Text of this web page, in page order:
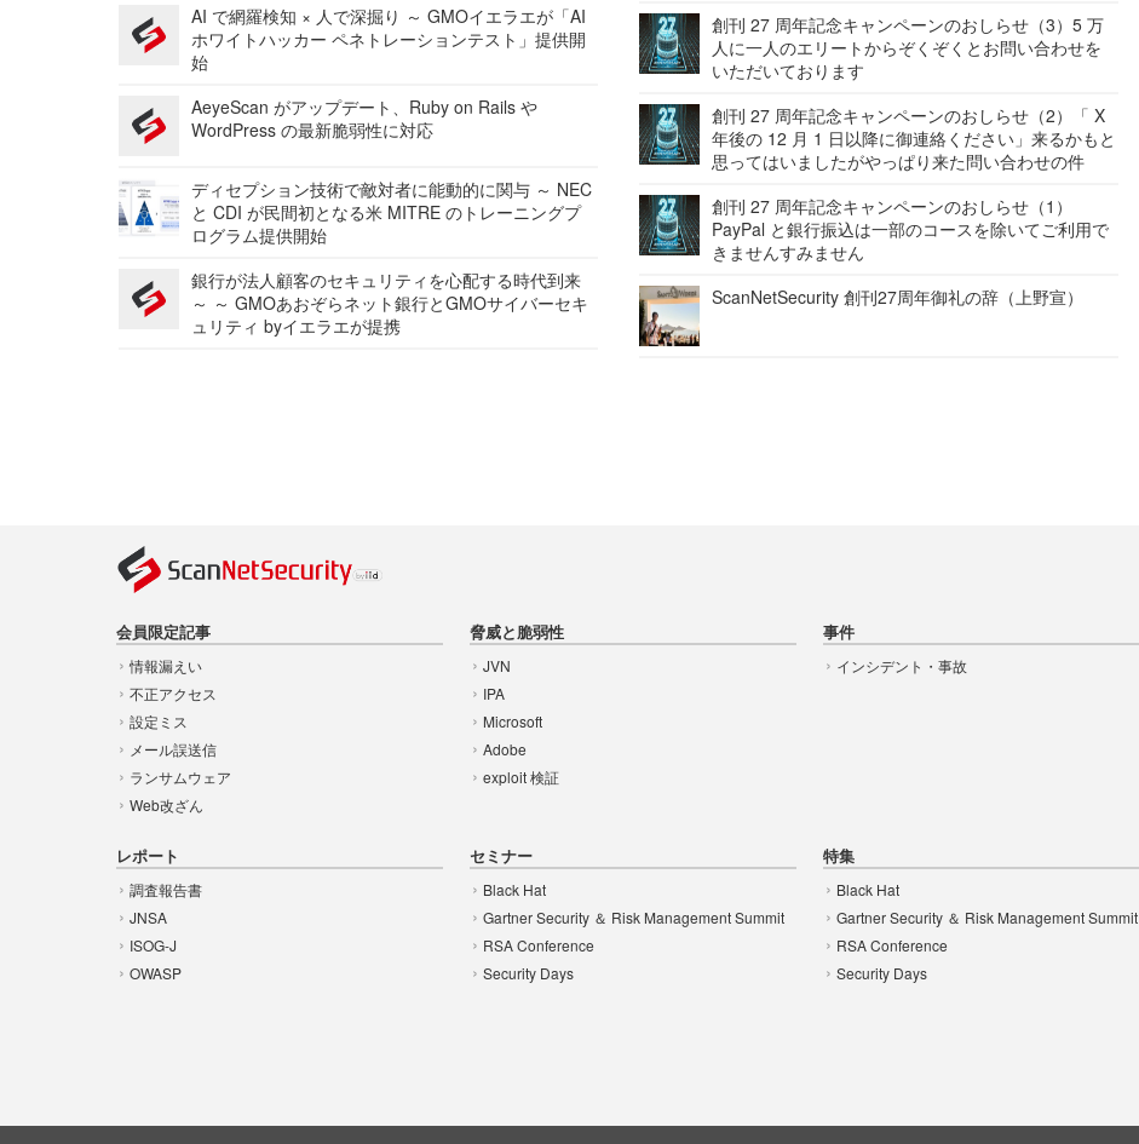
AI で網羅検知 × 人で深掘り ～ GMOイエラエが「AI
ホワイトハッカー ペネトレーションテスト」提供開
始
AeyeScan がアップデート、Ruby on Rails や
WordPress の最新脆弱性に対応
ディセプション技術で敵対者に能動的に関与 ～ NEC
と CDI が民間初となる米 MITRE のトレーニングプ
ログラム提供開始
銀行が法人顧客のセキュリティを心配する時代到来
～ ～ GMOあおぞらネット銀行とGMOサイバーセキ
ュリティ byイエラエが提携
創刊 27 周年記念キャンペーンのおしらせ（3）5 万
人に一人のエリートからぞくぞくとお問い合わせを
いただいております
創刊 27 周年記念キャンペーンのおしらせ（2）「 X
年後の 12 月 1 日以降に御連絡ください」来るかもと
思ってはいましたがやっぱり来た問い合わせの件
創刊 27 周年記念キャンペーンのおしらせ（1）
PayPal と銀行振込は一部のコースを除いてご利用で
きませんすみません
ScanNetSecurity 創刊27周年御礼の辞（上野宣）
会員限定記事
情報漏えい
不正アクセス
設定ミス
メール誤送信
ランサムウェア
Web改ざん
脅威と脆弱性
JVN
IPA
Microsoft
Adobe
exploit 検証
事件
インシデント・事故
レポート
調査報告書
JNSA
ISOG-J
OWASP
セミナー
Black Hat
Gartner Security ＆ Risk Management Summit
RSA Conference
Security Days
特集
Black Hat
Gartner Security ＆ Risk Management Summit
RSA Conference
Security Days